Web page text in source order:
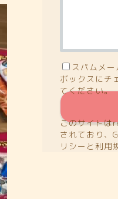
スパムメ
ボックスにチ
てく
このサイトは
されており、
リシー と 利用